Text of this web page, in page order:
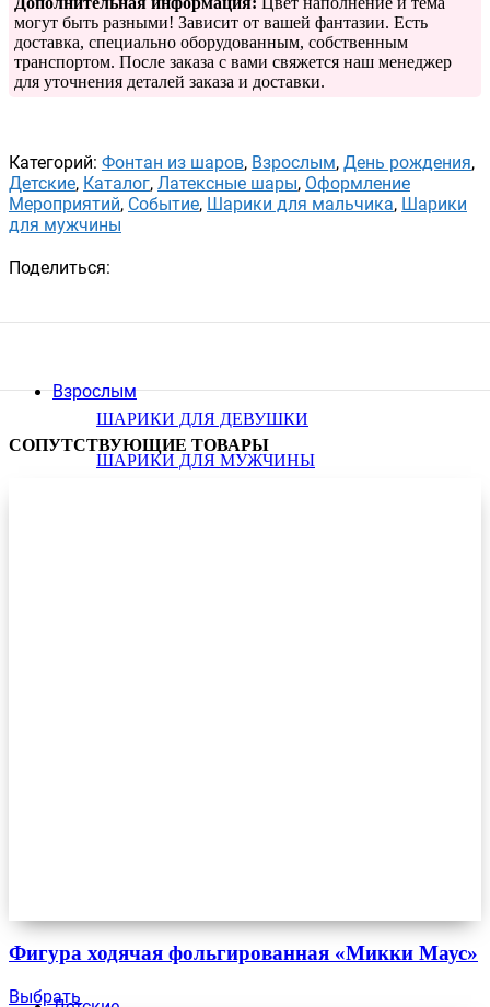
Взрослым
ШАРИКИ ДЛЯ ДЕВУШКИ
ШАРИКИ ДЛЯ МУЖЧИНЫ
могут быть разными! Зависит от вашей фантазии. Есть
доставка, специально оборудованным, собственным
транспортом. После заказа с вами свяжется наш менеджер
для уточнения деталей заказа и доставки.
Категорий: Фонтан из шаров, Взрослым, День рождения,
Детские, Каталог, Латексные шары, Оформление
Мероприятий, Событие, Шарики для мальчика, Шарики
для мужчины
Поделиться:
СОПУТСТВУЮЩИЕ ТОВАРЫ
Фигура ходячая фольгированная «Микки Маус»
Выбрать